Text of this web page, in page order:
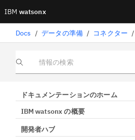
IBM watsonx
Docs / データの準備 / コネクター /
情報の検索
ドキュメンテーションのホーム
IBM watsonx の概要
開発者ハブ